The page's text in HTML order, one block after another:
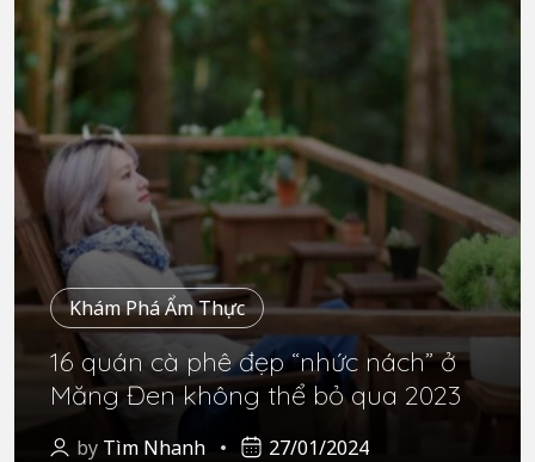
Khám Phá Ẩm Thực
16 quán cà phê đẹp “nhức nách” ở
Măng Đen không thể bỏ qua 2023
by Tìm Nhanh 27/01/2024